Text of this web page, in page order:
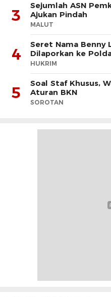
3
Sejumlah ASN
Ajukan Pindah
MALUT
4
Seret Nama Benny
Dilaporkan ke
HUKRIM
5
Soal Staf Khusus,
Aturan BKN
SOROTAN